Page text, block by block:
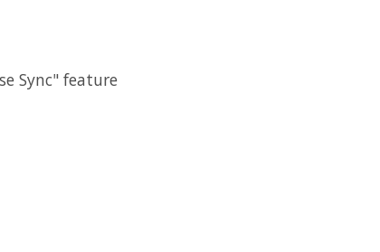
Sync" feature